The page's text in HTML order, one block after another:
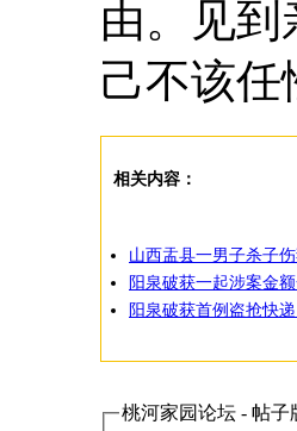
由。见
己不该任
相关内容：
山西盂县一男子杀子
阳泉破获一起涉案金
阳泉破获首例盗抢快
桃河家园论坛 - 帖子